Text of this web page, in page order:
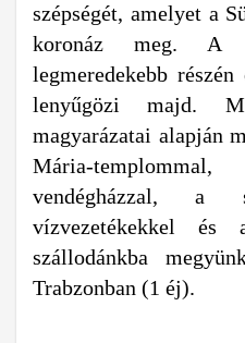
szépségét, amelyet a
koronáz meg. A
legmeredekebb
lenyűgözi majd.
magyarázatai alapján
Mária-
vendégházzal, a
vízvezetékekkel és
szállodánkba
Trabzonban (1 éj).